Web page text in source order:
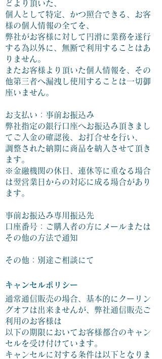
どより頂いた、
個人として特定、かつ照合できる、お客
様の個人情報の全てを、
弊社がお客様に対して円滑に業務を遂行
する為以外に、無断で利用することはあ
りません。
またお客様より頂いた個人情報を、その
他第三者へ漏洩し使用することは一切御
座いません。
お支払い：事前お振込み
弊社指定の銀行口座へお振込み頂きまし
てご入金の確認後、お打合せを行い、
調整された納期に商品を納入させて頂き
ます。
※金融機関の休日、連休等に重なる場合
は翌営業日からの対応に成る場合があり
ます。
事前お振込み専用振込先
口座番号：ご購入者の方にメールまたは
その他の方法で通知
その他：別途ご相談にて
キャンセルポリシー
通常通信販売の場合、基本的にクーリン
グオフは出来ませんが、弊社通信販売ご
利用のお客様は
以下の期限においてお客様都合のキャン
セルを受け付けています。
キャンセルに対する条件は以下となりま